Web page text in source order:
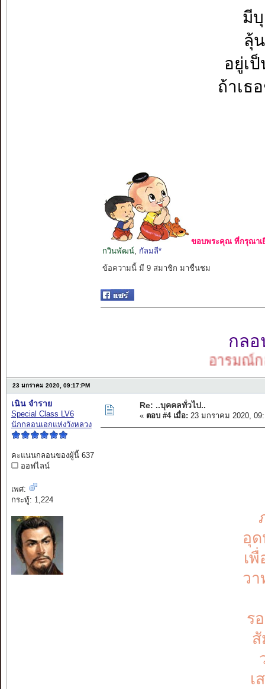
มี
ลุ้
อยู่เ
ถ้าเธ
ขอบพระคุณ ที่กรุณาเ
กวินพัฒน์, กัลมลี*
ข้อความนี้ มี 9 สมาชิก มาชื่นชม
กลอ
อารมณ์กลอน
23 มกราคม 2020, 09:17:PM
เนิน จำราย
Special Class LV6
นักกลอนเอกแห่งวังหลวง
คะแนนกลอนของผู้นี้ 637
ออฟไลน์
เพศ:
กระทู้: 1,224
Re: ..บุคคลทั่วไป..
« ตอบ #4 เมื่อ: 23 มกราคม 2020,
อุ
เ
ว
ร
เ